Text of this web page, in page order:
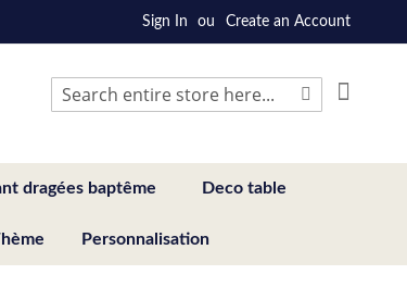
Sign In Create an Account
Search
dragées baptême Deco table
Personnalisation